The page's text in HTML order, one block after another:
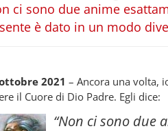
ci sono due anime
è dato in un modo
2021 – Ancora una volta,
il Cuore di Dio Padre. Egli dice:
“Non ci sono due